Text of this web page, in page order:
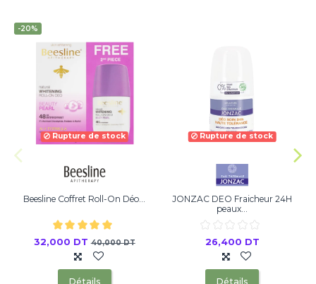
-20%
Rupture de stock
Beesline Coffret Roll-On Déo...
32,000 DT40,000 DT
Détails
Rupture de stock
JONZAC DEO Fraicheur 24H
peaux...
26,400 DT
Détails